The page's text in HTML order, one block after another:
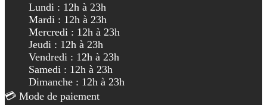
Lundi : 12h à 23h
Mardi : 12h à 23h
Mercredi : 12h à 23h
Jeudi : 12h à 23h
Vendredi : 12h à 23h
Samedi : 12h à 23h
Dimanche : 12h à 23h
💳 Mode de paiement